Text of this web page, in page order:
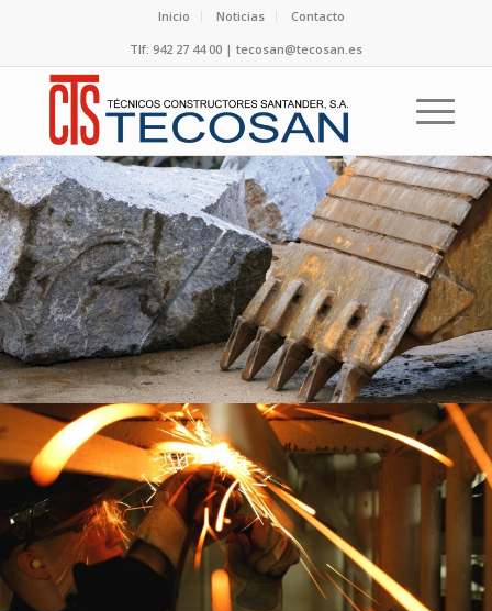
Inicio Noticias
Contacto
Tlf: 942 27 44 00 | tecosan@tecosan.es